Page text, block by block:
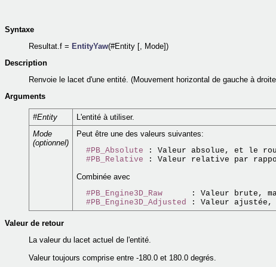
Syntaxe
Resultat.f = EntityYaw(#Entity [, Mode])
Description
Renvoie le lacet d'une entité. (Mouvement horizontal de gauche à
Arguments
#Entity
L'entité à utiliser.
Mode
(optionnel)
Peut être une des valeurs suivantes:
#PB_Absolute : Valeur absolue, et le
#PB_Relative
Combinée avec
#PB_Engine3D_Raw
: Valeur brute,
#PB_Engine3D_Adjusted
: Valeur
Valeur de retour
La valeur du lacet actuel de l'entité.
Valeur toujours comprise entre -180.0 et 180.0 degrés.